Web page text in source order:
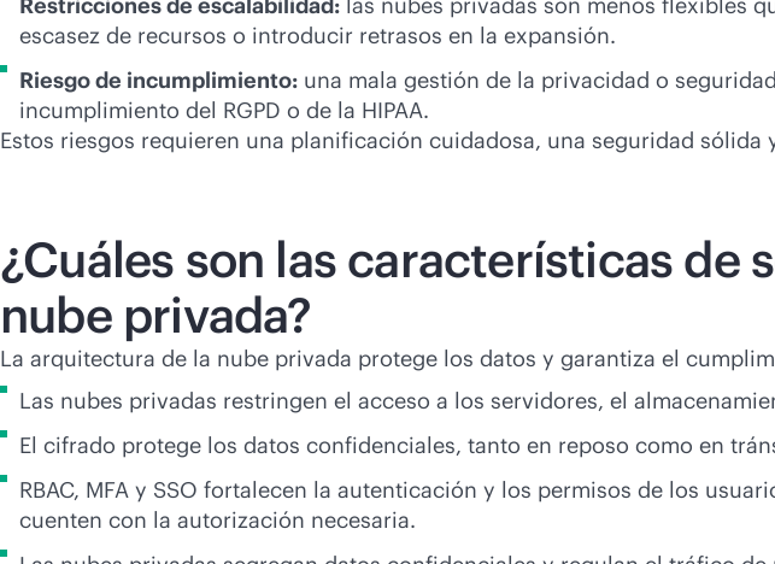
escasez de recursos o introducir retrasos en la expansión.
Riesgo de incumplimiento: una mala gestión de la privacidad o
incumplimiento del RGPD o de la HIPAA.
Estos riesgos requieren una planificación cuidadosa, una seguridad
¿Cuáles son las características
nube privada?
La arquitectura de la nube privada protege los datos y garantiza el
Las nubes privadas restringen el acceso a los servidores, el
El cifrado protege los datos confidenciales, tanto en reposo como en
RBAC, MFA y SSO fortalecen la autenticación y los permisos de los
cuenten con la autorización necesaria.